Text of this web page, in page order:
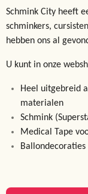
Schmink City heeft
schminkers,
hebben ons al
U kunt in onze
Heel uitgebreid
materialen
Schmink
Medical Tape
Ballondecoraties